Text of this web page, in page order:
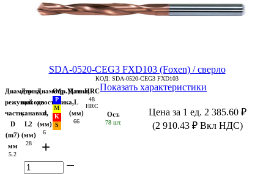
SDA-0520-CEG3 FXD103 (Foxen) / сверло
КОД: SDA-0520-CEG3 FXD103
Диаметр
режущей
части,
D
(m7)
мм
5.2
Длина
выхода
канавки,
L2
(мм)
28
Диаметр
хвостовика,
d
(мм)
6
Обр.МатДлина,
L
(мм)
66
HRC
48
HRC
Показать характеристики
Ост.
78 шт.
Цена за 1 ед. 2 385.60 ₽
(2 910.43 ₽ Вкл НДС)
+
−